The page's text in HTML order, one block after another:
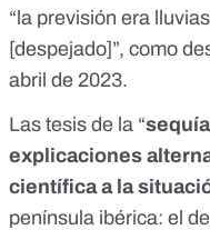
“la previsión era
[despejado]”, como
abril de 2023.
Las tesis de la “
explicaciones
científica a la
península ibérica: el